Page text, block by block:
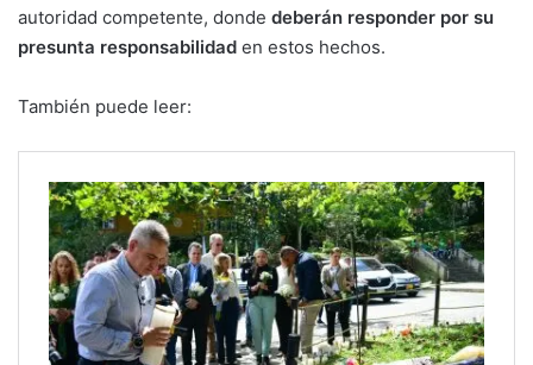
autoridad competente, donde deberán responder por su
presunta responsabilidad en estos hechos.
También puede leer: